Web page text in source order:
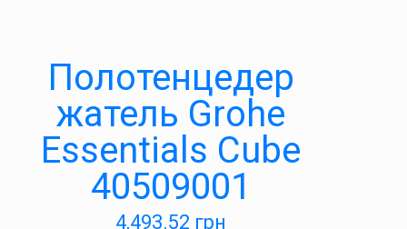
Полотенцедер
жатель Grohe
Essentials Cube
40509001
4,493.52 грн